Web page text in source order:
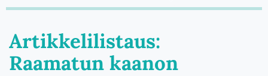
Artikkelilistaus:
Raamatun kaanon